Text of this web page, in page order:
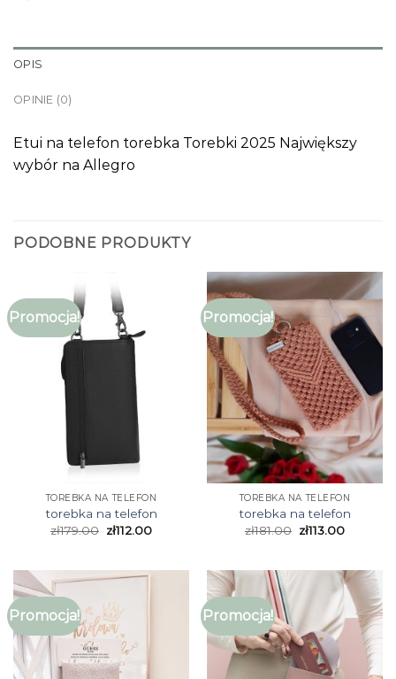
OPIS
OPINIE (0)
Etui na telefon torebka Torebki 2025 Największy
wybór na Allegro
PODOBNE PRODUKTY
Promocja!
TOREBKA NA TELEFON
torebka na telefon
zł179.00 zł112.00
Promocja!
TOREBKA NA TELEFON
torebka na telefon
zł181.00 zł113.00
Promocja! Promocja!